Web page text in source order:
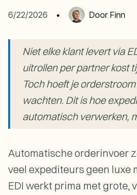
6/22/2026 • Door Finn
Niet elke klant levert via
uitrollen per partner kost
Toch hoeft je
wachten. Dit is hoe
automatisch verwerken,
Automatische orderinvoer
veel expediteurs geen luxe
EDI werkt prima met grote,